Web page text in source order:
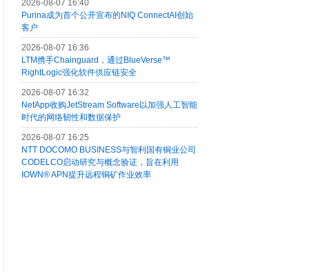
2026-08-07 16:40
Purina成为首个公开宣布的NIQ ConnectAI创始
客户
2026-08-07 16:36
LTM携手Chainguard，通过BlueVerse™
RightLogic强化软件供应链安全
2026-08-07 16:32
NetApp收购JetStream Software以加强人工智能
时代的网络韧性和数据保护
2026-08-07 16:25
NTT DOCOMO BUSINESS与智利国有铜业公司
CODELCO启动研究与概念验证，旨在利用
IOWN® APN提升远程铜矿作业效率